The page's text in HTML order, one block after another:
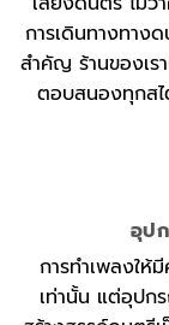
การเดินทางทาง
สำคัญ ร้านของเร
ตอบสนองทุกสไ
อุป
การทำเพลงให้
เท่านั้น แต่อุปก